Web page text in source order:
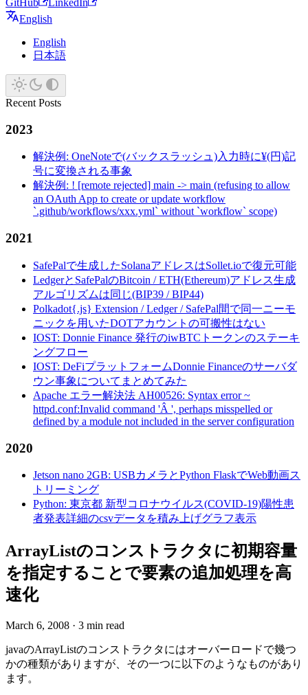
GitHub
LinkedIn
English
English
日本語
Recent Posts
2023
解決例: OneNoteで(バックスラッシュ)入力時に¥(円)記
号に変換される事象
解決例: ! [remote rejected] main -> main (refusing to allow
an OAuth App to create or update workflow
`.github/workflows/xxx.yml` without `workflow` scope)
2021
SafePalで生成したSolanaアドレスはSollet.ioで復元可能
LedgerとSafePalのBitcoin / ETH(Ethereum)アドレス生成
アルゴリズムは同じ(BIP39 / BIP44)
Polkadot{.js} Extension / Ledger / SafePal間で同一ニーモ
ニックを用いたDOTアカウントの可搬性はない
IOST: Donnie Finance 発行のiwBTCトークンのステーキ
ングフロー
IOST: DeFiプラットフォームDonnie Financeのサーバダ
ウン事象についてまとめてみた
Apache エラー解決法 AH00526: Syntax error ~
httpd.conf:Invalid command 'Â ', perhaps misspelled or
defined by a module not included in the server configuration
2020
Jetson nano 2GB: USBカメラとPython FlaskでWeb動画ス
トリーミング
Python: 東京都 新型コロナウイルス(COVID-19)陽性患
者発表詳細のcsvデータを積み上げグラフ表示
ArrayListのコンストラクタに初期容量
を指定することで要素の追加処理を高
速化
March 6, 2008 · 3 min read
javaのArrayListのコンストラクタにはオーバーロードで幾つ
かの種類がありますが、その一つに以下のようなものがあり
ます。